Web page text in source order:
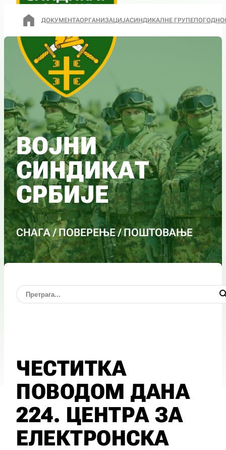
ДОКУМЕНТАОРГАНИЗАЦИЈАСИНДИКАЛНЕ ГРУПЕ
ВОЈНИ
СИНДИКАТ
СРБИЈЕ
СНАГА / ПОВЕРЕЊЕ / ПОШТОВАЊЕ
ЧЕСТИТКА
ПОВОДОМ ДАНА
224. ЦЕНТРА ЗА
ЕЛЕКТРОНСКА